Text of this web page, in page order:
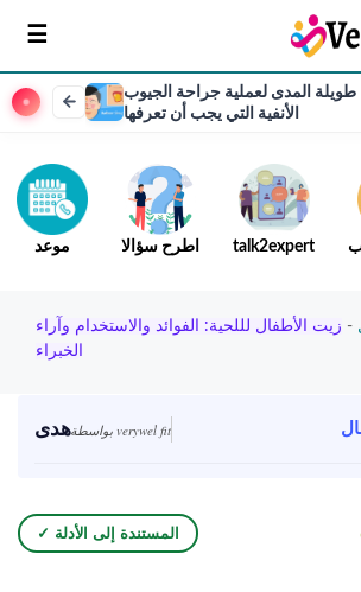
طويلة المدى لعملية جراحة الجيوب
الأنفية التي يجب أن تعرفها
موعد اطرح سؤالا talk2expert
- زيت الأطفال لللحية: الفوائد والاستخدام وآراء
الخبراء
هدى بواسطة verywel fit
✓ المستندة إلى الأدلة